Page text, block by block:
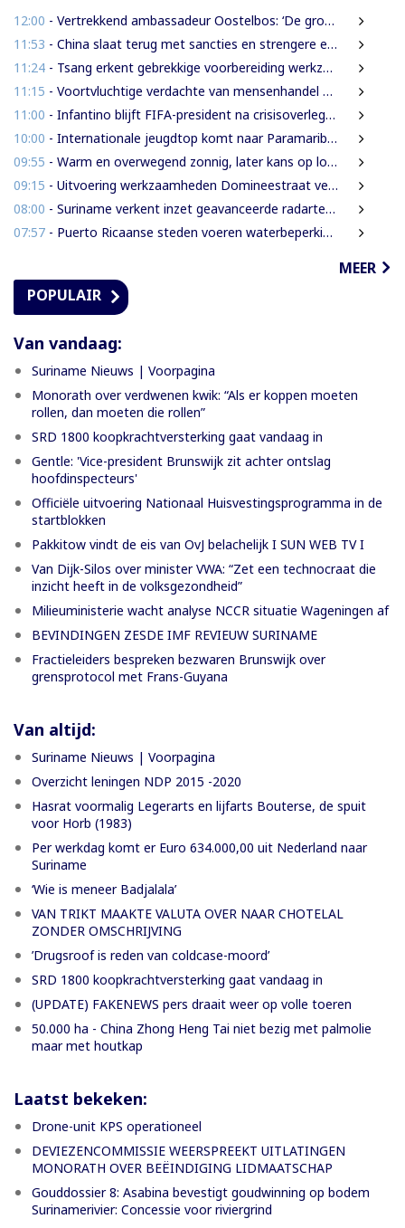
12:00 - Vertrekkend ambassadeur Oostelbos: ‘De grootste rijkdom van Suriname zijn de mensen’
11:53 - China slaat terug met sancties en strengere exportregels in handelsconflict met VS
11:24 - Tsang erkent gebrekkige voorbereiding werkzaamheden Domineestraat
11:15 - Voortvluchtige verdachte van mensenhandel uitgeleverd door Guyana
11:00 - Infantino blijft FIFA-president na crisisoverleg en biedt excuses aan
10:00 - Internationale jeugdtop komt naar Paramaribo voor BAITALI COTECC U14 Tennis Cup
09:55 - Warm en overwegend zonnig, later kans op lokale onweersbuien
09:15 - Uitvoering werkzaamheden Domineestraat versneld
08:00 - Suriname verkent inzet geavanceerde radartechnologie uit Brazilië tegen grenscriminaliteit
07:57 - Puerto Ricaanse steden voeren waterbeperkingen in tijdens recorddroogte
MEER
POPULAIR
Van vandaag:
Suriname Nieuws | Voorpagina
Monorath over verdwenen kwik: “Als er koppen moeten
rollen, dan moeten die rollen”
SRD 1800 koopkrachtversterking gaat vandaag in
Gentle: 'Vice-president Brunswijk zit achter ontslag
hoofdinspecteurs'
Officiële uitvoering Nationaal Huisvestingsprogramma in de
startblokken
Pakkitow vindt de eis van OvJ belachelijk I SUN WEB TV I
Van Dijk-Silos over minister VWA: “Zet een technocraat die
inzicht heeft in de volksgezondheid”
Milieuministerie wacht analyse NCCR situatie Wageningen af
BEVINDINGEN ZESDE IMF REVIEUW SURINAME
Fractieleiders bespreken bezwaren Brunswijk over
grensprotocol met Frans-Guyana
Van altijd:
Suriname Nieuws | Voorpagina
Overzicht leningen NDP 2015 -2020
Hasrat voormalig Legerarts en lijfarts Bouterse, de spuit
voor Horb (1983)
Per werkdag komt er Euro 634.000,00 uit Nederland naar
Suriname
‘Wie is meneer Badjalala’
VAN TRIKT MAAKTE VALUTA OVER NAAR CHOTELAL
ZONDER OMSCHRIJVING
’Drugsroof is reden van coldcase-moord’
SRD 1800 koopkrachtversterking gaat vandaag in
(UPDATE) FAKENEWS pers draait weer op volle toeren
50.000 ha - China Zhong Heng Tai niet bezig met palmolie
maar met houtkap
Laatst bekeken:
Drone-unit KPS operationeel
DEVIEZENCOMMISSIE WEERSPREEKT UITLATINGEN
MONORATH OVER BEËINDIGING LIDMAATSCHAP
Gouddossier 8: Asabina bevestigt goudwinning op bodem
Surinamerivier: Concessie voor riviergrind